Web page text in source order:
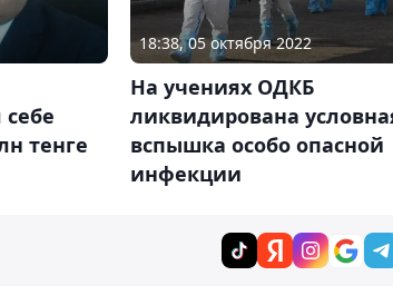
тенге
18:38, 05 октября 2022
На учениях ОДКБ
ликвидирована
вспышка особо опасной
инфекции